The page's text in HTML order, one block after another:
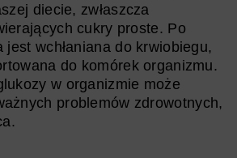
diecie, zwłaszcza
cukry proste. Po
jest wchłaniana do krwiobiegu,
do komórek organizmu.
w organizmie może
problemów zdrowotnych,